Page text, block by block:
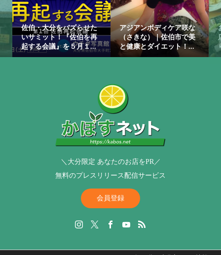
佐伯・大分をバズらせた
いサミット！『佐伯を再
起する会議』を５月１...
アジアンボディケア咲な
（さきな）｜佐伯市で美
と健康とダイエット！...
＼大分限定 あなたのお店をPR／
無料のプレスリリース配信サービス
会員登録